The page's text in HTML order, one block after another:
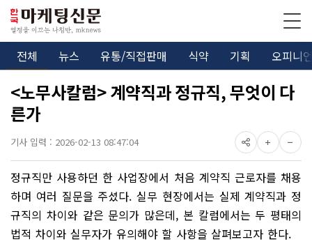
전체 뉴스 유통/직접판매 식약 기획 오피니
<노무사칼럼> 계약직과 정규직, 무엇이 다
른가
기사 입력 : 2026-02-13 08:47:04
정규직만 사용하던 한 사업장에서 처음 계약직 근로자를 채용
하며 여러 질문을 주셨다. 실무 현장에서는 실제 계약직과 정
규직의 차이와 같은 문의가 많은데, 본 칼럼에서는 두 평태의
법적 차이와 실무자가 유의해야 할 사항을 살펴보고자 한다.